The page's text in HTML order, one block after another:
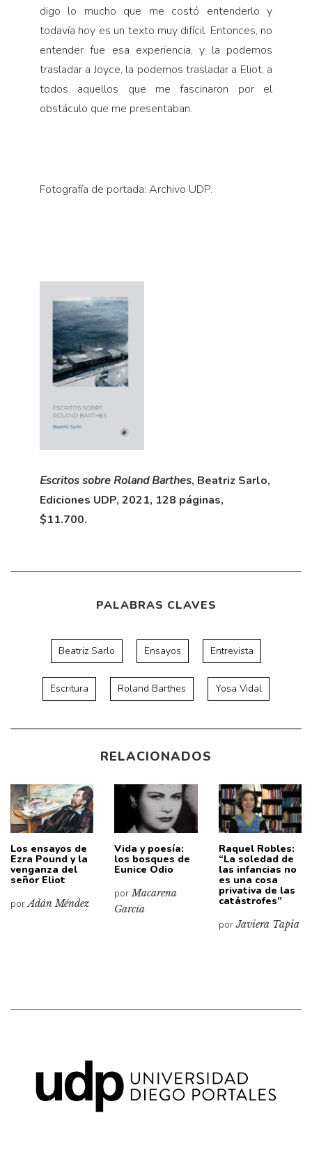
digo lo mucho que me costó entenderlo y
todavía hoy es un texto muy difícil. Entonces, no
entender fue esa experiencia, y la podemos
trasladar a Joyce, la podemos trasladar a Eliot, a
todos aquellos que me fascinaron por el
obstáculo que me presentaban.
Fotografía de portada: Archivo UDP.
Escritos sobre Roland Barthes, Beatriz Sarlo,
Ediciones UDP, 2021, 128 páginas,
$11.700.
PALABRAS CLAVES
Beatriz Sarlo Ensayos Entrevista
Escritura Roland Barthes Yosa Vidal
RELACIONADOS
Los ensayos de
Ezra Pound y la
venganza del
señor Eliot
porAdán Méndez
Vida y poesía:
los bosques de
Eunice Odio
porMacarena
García
Raquel Robles:
“La soledad de
las infancias no
es una cosa
privativa de las
catástrofes”
porJaviera Tapia